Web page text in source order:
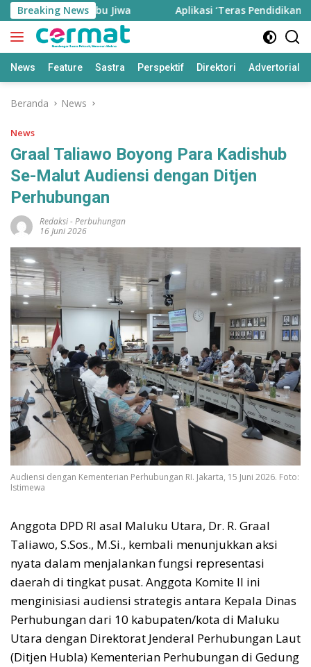
Langsung
ke
konten
Breaking News
Ribu Jiwa Aplikasi ‘Teras Pendidikan’ Disiapkan
News Feature Sastra Perspektif Direktori Advertorial
Beranda News
News
Graal Taliawo Boyong Para Kadishub
Se-Malut Audiensi dengan Ditjen
Perhubungan
Redaksi-Perbuhungan
16 Juni 2026
Audiensi dengan Kementerian Perhubungan RI. Jakarta, 15 Juni 2026. Foto:
Istimewa
Anggota DPD RI asal Maluku Utara, Dr. R. Graal
Taliawo, S.Sos., M.Si., kembali menunjukkan aksi
nyata dalam menjalankan fungsi representasi
daerah di tingkat pusat. Anggota Komite II ini
menginisiasi audiensi strategis antara Kepala Dinas
Perhubungan dari 10 kabupaten/kota di Maluku
Utara dengan Direktorat Jenderal Perhubungan Laut
(Ditjen Hubla) Kementerian Perhubungan di Gedung